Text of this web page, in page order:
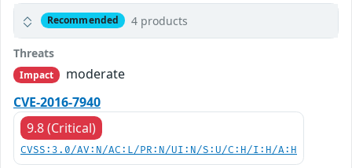
Recommended 4 products
Threats
Impact
moderate
CVE-2016-7940
9.8 (Critical)
CVSS:3.0/AV:N/AC:L/PR:N/UI:N/S:U/C:H/I:H/A:H